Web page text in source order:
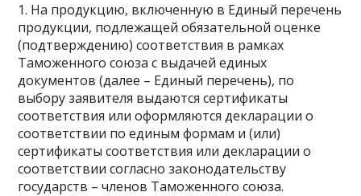
1. На продукцию, включенную в Единый перечень
продукции, подлежащей обязательной оценке
(подтверждению) соответствия в рамках
Таможенного союза с выдачей единых
документов (далее – Единый перечень), по
выбору заявителя выдаются сертификаты
соответствия или оформляются декларации о
соответствии по единым формам и (или)
сертификаты соответствия или декларации о
соответствии согласно законодательству
государств – членов Таможенного союза.